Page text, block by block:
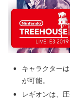
キャラクター
が可能。
レギオンは、